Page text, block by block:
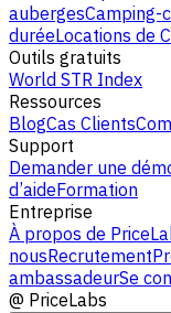
aubergesCamping-
duréeLocations de
Outils gratuits
World STR Index
Ressources
BlogCas Clients
Support
Demander une
d’aideFormation
Entreprise
À propos de
nousRecrutement
ambassadeurSe
@ PriceLabs